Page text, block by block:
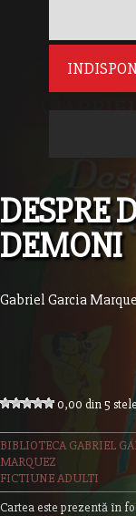
DESPRE
DEMONI
Gabriel Garcia
0,00 din 5 stele
BIBLIOTECA GABRIEL
MARQUEZ
FICTIUNE ADULTI
Cartea este prezentă în